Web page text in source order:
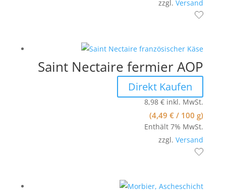
zzgl.Versand
Saint Nectaire fermier AOP
Direkt Kaufen
8,98€ inkl. MwSt.
(4,49€ / 100 g)
Enthält 7% MwSt.
zzgl.Versand